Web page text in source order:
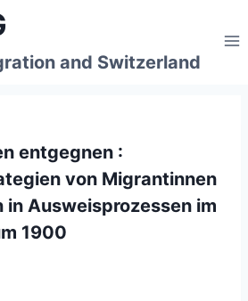
and Switzerland
entgegnen :
von Migrantinnen
in Ausweisprozessen im
1900